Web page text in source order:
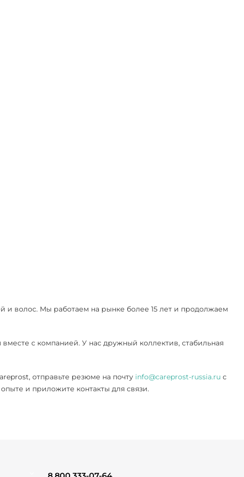
и волос. Мы работаем на рынке более 15 лет и продолжаем
с компанией. У нас дружный коллектив, стабильная
отправьте резюме на почту info@careprost-russia.ru с
и приложите контакты для связи.